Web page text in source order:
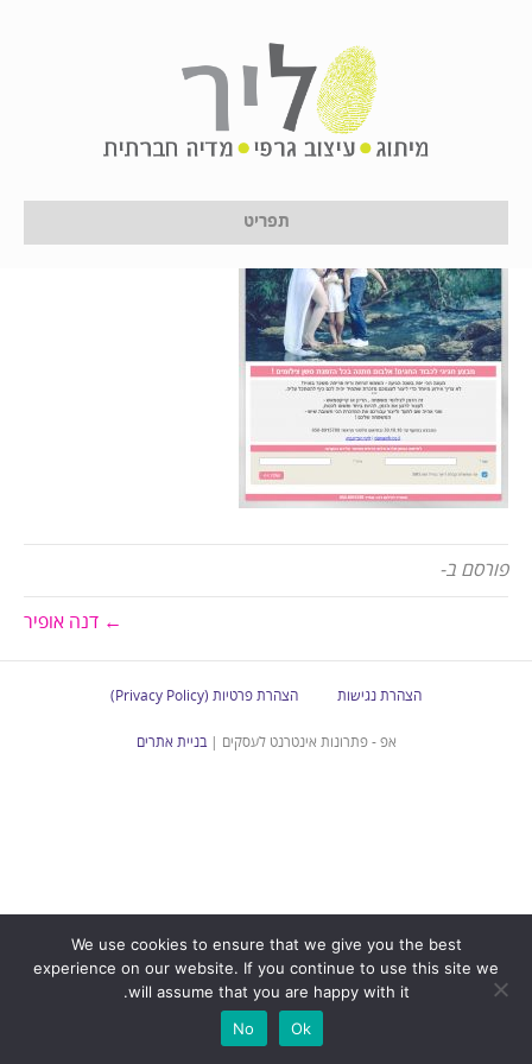
תפריט
2017-01-17_11-56-01
17 בינואר 2017
פורסם ב-
← דנה אופיר
הצהרת נגישות הצהרת פרטיות (Privacy Policy)
אפ - פתרונות אינטרנט לעסקים |בניית אתרים
We use cookies to ensure that we give you the best
experience on our website. If you continue to use this site we
will assume that you are happy with it.
Ok
No